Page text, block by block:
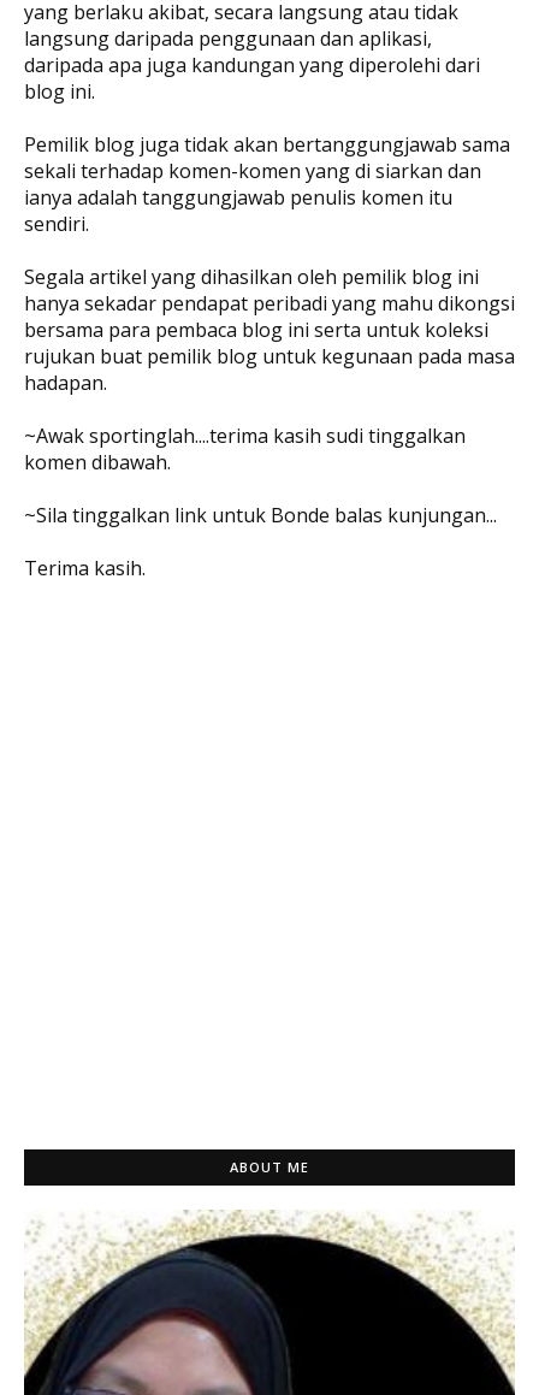
yang berlaku akibat, secara langsung atau tidak
langsung daripada penggunaan dan aplikasi,
daripada apa juga kandungan yang diperolehi dari
blog ini.
Pemilik blog juga tidak akan bertanggungjawab sama
sekali terhadap komen-komen yang di siarkan dan
ianya adalah tanggungjawab penulis komen itu
sendiri.
Segala artikel yang dihasilkan oleh pemilik blog ini
hanya sekadar pendapat peribadi yang mahu dikongsi
bersama para pembaca blog ini serta untuk koleksi
rujukan buat pemilik blog untuk kegunaan pada masa
hadapan.
~Awak sportinglah....terima kasih sudi tinggalkan
komen dibawah.
~Sila tinggalkan link untuk Bonde balas kunjungan...
Terima kasih.
ABOUT ME